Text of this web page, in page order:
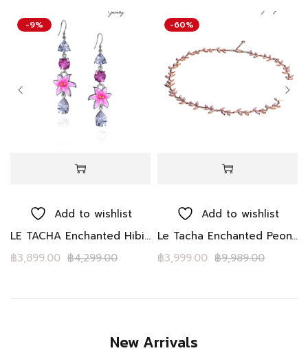
-9%
Add to wishlist
LE TACHA Enchanted Hibiscus Dreamfall
฿4,299.00
฿3,899.00
-60%
Add to wishlist
Le Tacha Enchanted Peony Petals- Pink blush necklaces
฿9,989.00
฿3,999.00
New Arrivals